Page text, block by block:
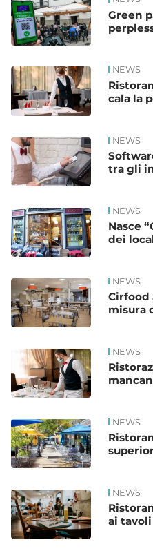
Green
NEWS
cala la
NEWS
tra gli
NEWS
Nasce
dei
NEWS
Cirfood
misura
NEWS
NEWS
NEWS
ai